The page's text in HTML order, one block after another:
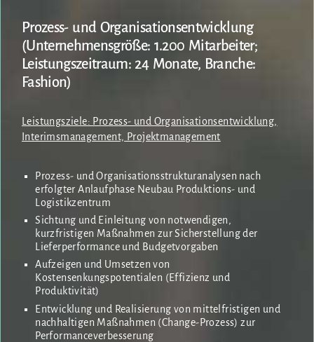
Prozess- und Organisationsentwicklung
(Unternehmensgröße: 1.200 Mitarbeiter;
Leistungszeitraum: 24 Monate, Branche:
Fashion)
Leistungsziele: Prozess- und Organisationsentwicklung,
Interimsmanagement, Projektmanagement
Prozess- und Organisationsstrukturanalysen nach
erfolgter Anlaufphase Neubau Produktions- und
Logistikzentrum
Sichtung und Einleitung von notwendigen,
kurzfristigen Maßnahmen zur Sicherstellung der
Lieferperformance und Budgetvorgaben
Aufzeigen und Umsetzen von
Kostensenkungspotentialen (Effizienz und
Produktivität)
Entwicklung und Realisierung von mittelfristigen und
nachhaltigen Maßnahmen (Change-Prozess) zur
Performanceverbesserung